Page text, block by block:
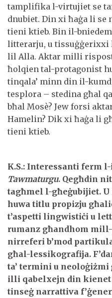
tamplifika l-virtujiet se
dnubiet. Din xi ħaġa li
tieni ktieb. Bin il-bniedem
litterarju, u tissuġġerixxi
lil Alla. Aktar milli
ħolqien tal-protagonist
tinqala’ minn din il-
tesplora – stedina għal
bħal Mosè? Jew forsi
Hamelin? Dik xi ħaġa li
tieni ktieb.
K.S.: Interessanti ferm
Tawmaturgu. Qegħdin
tagħmel l-għeġubijiet.
huwa titlu propizju
t’aspetti lingwistiċi u
rumanz għandhom mill-
nirreferi b’mod
għal-lessikografija.
ta’ termini u neoloġiżmi
illi qabelxejn din kienet
tinseġ narrattiva